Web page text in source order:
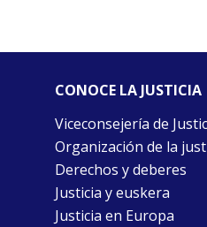
CONOCE LA JUSTICIA
Viceconsejería de
Organización de la
Derechos y deberes
Justicia y euskera
Justicia en Europa